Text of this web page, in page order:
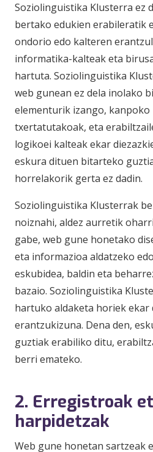
Soziolinguistika Klusterra ez
bertako edukien erabileratik
ondorio edo kalteren
informatika-kalteak eta
hartuta. Soziolinguistika
web gunean ez dela inolako
elementurik izango,
txertatutakoak, eta
logikoei kalteak ekar
eskura dituen bitarteko
horrelakorik gerta ez dadin.
Soziolinguistika Klusterrak
noiznahi, aldez aurretik
gabe, web gune honetako
eta informazioa aldatzeko
eskubidea, baldin eta
bazaio. Soziolinguistika
hartuko aldaketa horiek ekar
erantzukizuna. Dena den,
guztiak erabiliko ditu,
berri emateko.
2. Erregistroak
harpidetzak
Web gune honetan sartzeak